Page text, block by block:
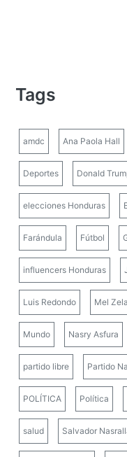
Tags
amdc Ana Paola Hall
Deportes Donald
elecciones Honduras
Farándula Fútbol
influencers Honduras
Luis Redondo Mel
Mundo Nasry Asfura
partido libre Partido
POLÍTICA Política
salud Salvador